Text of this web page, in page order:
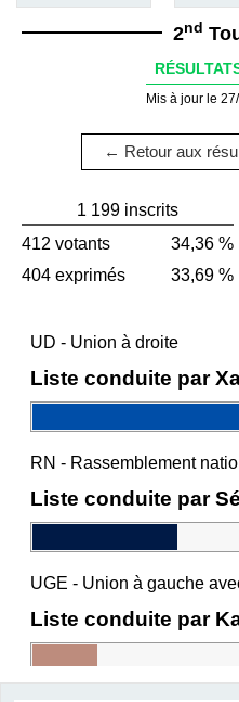
2nd
Mis à jour le
← Retour aux
1 199 inscrits
412 votants
34,36 %
404 exprimés
33,69 %
UD - Union à droite